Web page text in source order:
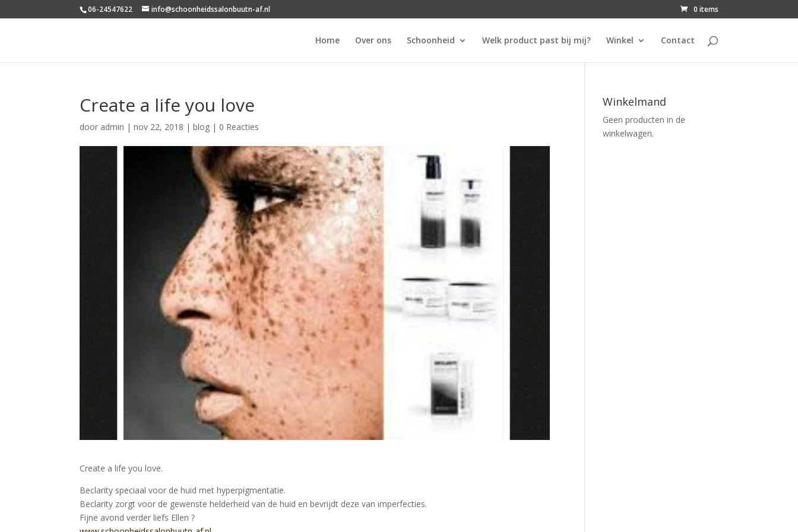
06-24547622 info@schoonheidssalonbuutn-af.nl 0 items
Home Over ons Schoonheid Welk product past bij mij? Winkel Contact
Create a life you love
door admin |nov 22, 2018 |blog | 0 Reacties
Create a life you love.
Beclarity speciaal voor de huid met hyperpigmentatie.
Beclarity zorgt voor de gewenste helderheid van de huid en bevrijdt deze van imperfecties.
Fijne avond verder liefs Ellen?
Winkelmand
Geen producten in de
winkelwagen.